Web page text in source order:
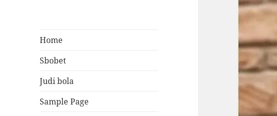
Home
Sbobet
Judi bola
Sample Page